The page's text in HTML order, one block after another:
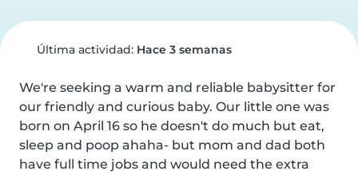
Última actividad: Hace 3 semanas
We're seeking a warm and reliable babysitter for
our friendly and curious baby. Our little one was
born on April 16 so he doesn't do much but eat,
sleep and poop ahaha- but mom and dad both
have full time jobs and would need the extra